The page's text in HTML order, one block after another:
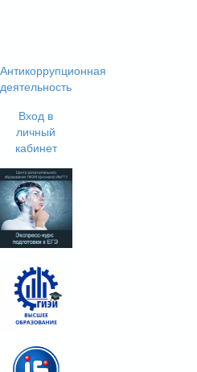
Антикоррупционная
деятельность
Вход в
личный
кабинет